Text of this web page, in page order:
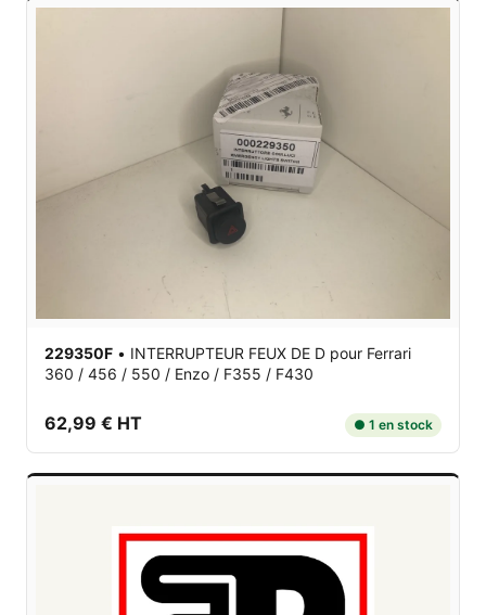
229350F • INTERRUPTEUR FEUX DE D pour Ferrari
360 / 456 / 550 / Enzo / F355 / F430
62,99 € HT ● 1 en stock